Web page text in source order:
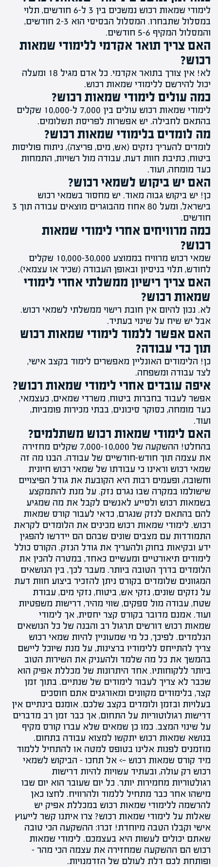
לימודי שמאות רכוש נמשכים בין 3 ל-6 חודשים, תלוי
במסלול שתבחרו. המסלול הבסיסי הוא 2-3 חודשים,
והמסלול המקיף 5-6 חודשים.
האם צריך תואר אקדמי ללימודי שמאות
רכוש?
לא! אין צורך בתואר אקדמי. כל אדם מגיל 18 ומעלה
יכול להירשם ללימודי שמאות רכוש.
כמה עולים לימודי שמאות רכוש?
לימודי שמאות רכוש עולים בין 7,000 ל-10,000 שקלים
בהתאם לחבילה. יש אפשרות לפריסת תשלומים.
מה לומדים בלימודי שמאות רכוש?
לומדים להעריך נזקים (אש, מים, פריצה), ניתוח פוליסות
ביטוח, כתיבת חוות דעת, עבודה מול רשויות, התמחות
כעד מומחה, ועוד.
האם יש ביקוש לשמאי רכוש?
כן! יש ביקוש גבוה מאוד. יש מחסור בשמאי רכוש
בישראל, ומעל 80 אחוז מהבוגרים מוצאים עבודה תוך 3
חודשים.
כמה מרוויחים אחרי לימודי שמאות
רכוש?
שמאי רכוש מרוויח בממוצע 10,000-30,000 שקלים
לחודש, תלוי בניסיון ובאופן העבודה (שכיר או עצמאי).
האם צריך רישיון ממשלתי אחרי לימודי
שמאות רכוש?
לא. נכון להיום אין חובת רישוי ממשלתי לשמאי רכוש.
אבל יש שיח על שינוי בעתיד.
האם אפשר ללמוד לימודי שמאות רכוש
תוך כדי עבודה?
כן! הלימודים האונליין מאפשרים לימוד בקצב אישי,
לצד עבודה ומשפחה.
איפה עובדים אחרי לימודי שמאות רכוש?
אפשר לעבוד בחברות ביטוח, משרדי שמאים, כעצמאי,
כעד מומחה, כסוקר סיכונים, בבתי מכירות פומביות,
ועוד.
האם לימודי שמאות רכוש משתלמים?
בהחלט! ההשקעה של 7,000-10,000 שקלים מחזירה
את עצמה תוך חודש-חודשיים של עבודה. הבנו מה זה
שמאי רכוש וראינו כי עבודתו של שמאי רכוש חיונית
וחשובה, ופעמים רבות היא הקובעת את גודל הפיצויים
שישולמו במקרה שבו נגרם נזק. על מנת להתמקצע
בשמאות רכוש ולסייע לאנשים לקבל את מה שמגיע
להם בהתאם לנזק שנגרם, כדאי לעבור קורס שמאות
רכוש. לימודי שמאות רכוש מכינים את הלומדים לקראת
התמודדות עם מצבים שונים שבהם הם יידרשו להפגין
ידע ובקיאות בחוק ולהעריך את גודל הנזק. הקורס כולל
לימודים תיאורטיים ומעשיים כאחד, במטרה להכין את
הלומדים בדרך הטובה ביותר. מעבר לכך, בין הנושאים
המגוונים שלומדים בקורס ניתן להזכיר ביצוע חוות דעת
על נזקים שונים, נזקי אש, ביטוח, נזקי מים, עבודת
שטח, עבודה מול ספקים, שווי מהיר, דרישות משפטיות
ועוד. אמנם מדובר בקורס קצר יחסית, אך לימודי
שמאות רכוש דורשים תרגול רב והבנה של כל הנושאים
הנלמדים. לפיכך, כל מי שמעוניין להיות שמאי רכוש
צריך להתייחס ללימודיו ברצינות, על מנת שיוכל ליישם
בהמשך את כל מה שלמד ולהעניק את השירות הטוב
ביותר ללקוחותיו. אחד היתרונות של מכללת אפיק הוא
שכבר לא צריך לעבור לימודים של שנתיים. בתוך זמן
קצר, בלימודים מקוונים ומאורגנים אתם חוסכים
בעלויות ובזמן ולומדים בקצב שלכם. אומנם בינתיים אין
דרישות רגולוטוריות על התחום, אך כבר זמן רב מדברים
על שינוי המצב. כמו כן שמאים שלא עברו קורס מקיף
בנושא שמאות רכוש יתקשו למצוא עבודה בתחום.
מוזמנים לפנות אלינו בטופס למטה או להתחיל ללמוד
מיד קורס שמאות רכוש —> אל תחכו – הביקוש לשמאי
רכוש רק עולה, ובעתיד עשויות להיות דרישות
רגולטוריות מחמירות יותר. כל יום שעובר הוא יום שבו
מישהו אחר כבר מתחיל ללמוד ולהרוויח. לחצו כאן
להרשמה ללימודי שמאות רכוש במכללת אפיק יש
שאלות על לימודי שמאות רכוש? צרו איתנו קשר לייעוץ
אישי וקבלו הטבה מיוחדת! זכרו: ההשקעה הכי טובה
שאתם יכולים לעשות היא בעצמכם. לימודי שמאות
רכוש הם ההשקעה שמחזירה את עצמה הכי מהר –
ופותחת לכם דלת לעולם של הזדמנויות.